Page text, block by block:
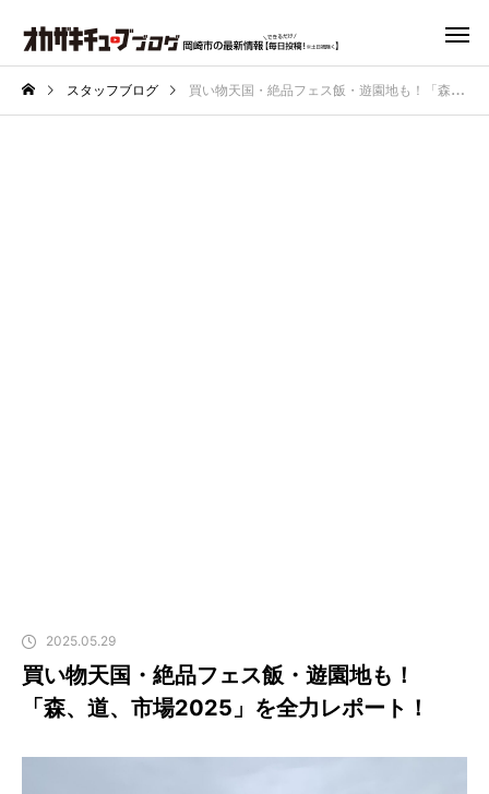
スタッフブログ 買い物天国・絶品フェス飯・遊園地も！「森、道、市場2025」を全力レポート！
2025.05.29
買い物天国・絶品フェス飯・遊園地も！
「森、道、市場2025」を全力レポート！